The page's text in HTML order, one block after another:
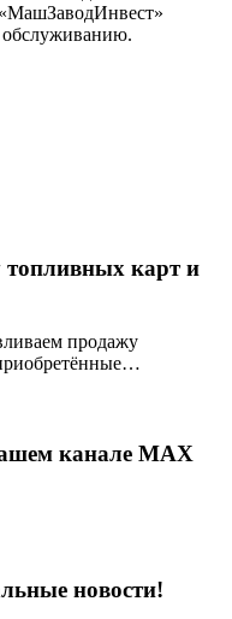
обслуживанию.
карт и
продажу
канале MAX
новости!